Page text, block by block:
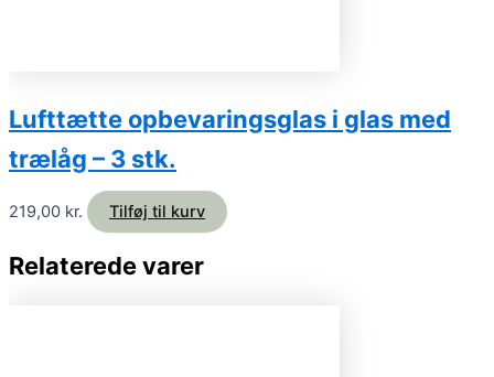
Lufttætte opbevaringsglas i glas med
trælåg – 3 stk.
219,00 kr. Tilføj til kurv
Relaterede varer